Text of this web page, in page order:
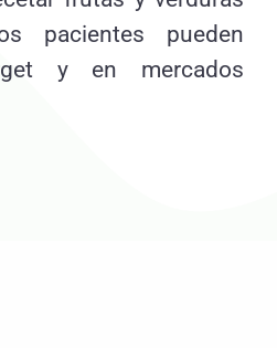
pacientes pueden
y en mercados